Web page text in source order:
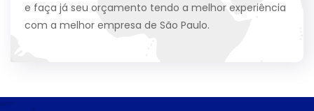
e faça já seu orçamento tendo a melhor experiência
com a melhor empresa de São Paulo.